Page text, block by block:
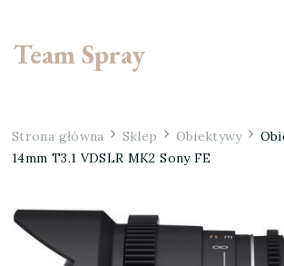
Team Spray
Strona główna Sklep Obiektywy
14mm T3.1 VDSLR MK2 Sony FE